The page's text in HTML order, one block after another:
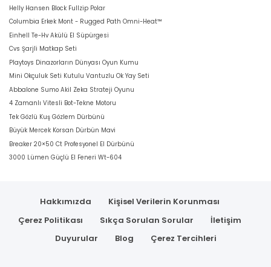
Helly Hansen Block Fullzip Polar
Columbia Erkek Mont - Rugged Path Omni-Heat™
Einhell Te-Hv Akülü El Süpürgesi
Cvs Şarjli Matkap Seti
Playtoys Dinazorların Dünyası Oyun Kumu
Mini Okçuluk Seti Kutulu Vantuzlu Ok Yay Seti
Abbalone Sumo Akil Zeka Strateji Oyunu
4 Zamanlı Vitesli Bot-Tekne Motoru
Tek Gözlü Kuş Gözlem Dürbünü
Büyük Mercek Korsan Dürbün Mavi
Breaker 20×50 Ct Profesyonel El Dürbünü
3000 Lümen Güçlü El Feneri Wt-604
Hakkımızda
Kişisel Verilerin Korunması
Çerez Politikası
Sıkça Sorulan Sorular
İletişim
Duyurular
Blog Çerez Tercihleri